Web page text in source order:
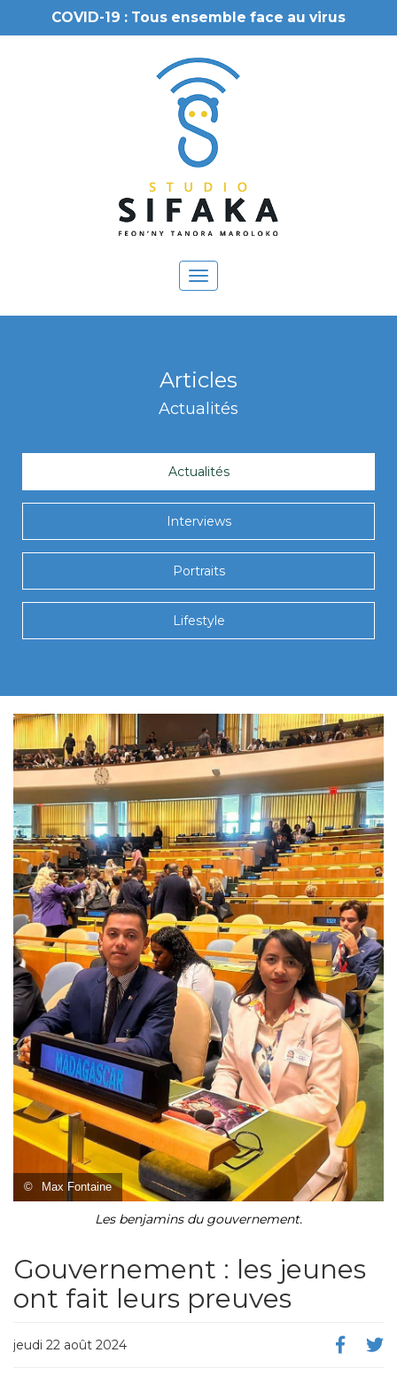
COVID-19 : Tous ensemble face au virus
Toggle
navigation
Articles
Actualités
Actualités
Interviews
Portraits
Lifestyle
© Max Fontaine
Les benjamins du gouvernement.
Gouvernement : les jeunes
ont fait leurs preuves
jeudi 22 août 2024